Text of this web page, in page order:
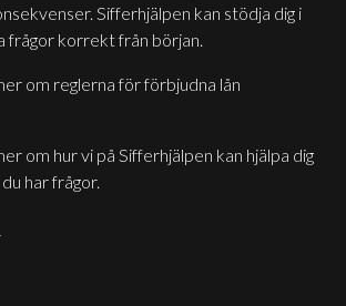
Sifferhjälpen kan stödja dig i
frågor korrekt från början.
om reglerna för förbjudna lån
om hur vi på Sifferhjälpen kan hjälpa dig
har frågor.